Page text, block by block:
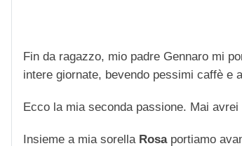
Fin da ragazzo, mio padre Gennaro mi
intere giornate, bevendo pessimi caffè e
Ecco la mia seconda passione. Mai
Insieme a mia sorella Rosaportiamo